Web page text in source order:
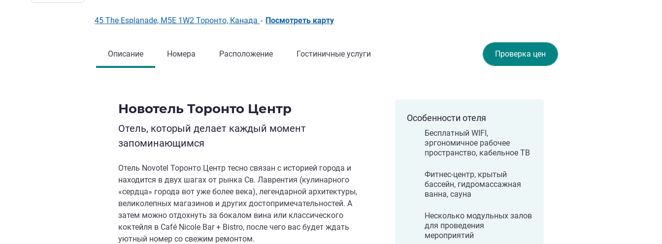
45 The Esplanade, M5E 1W2 Торонто, Канада - Посмотреть карту
Проверка цен
Описание Номера Расположение Гостиничные услуги
Новотель Торонто Центр
Отель, который делает каждый момент
запоминающимся
Отель Novotel Торонто Центр тесно связан с историей города и
находится в двух шагах от рынка Св. Лаврентия (кулинарного
«сердца» города вот уже более века), легендарной архитектуры,
великолепных магазинов и других достопримечательностей. А
затем можно отдохнуть за бокалом вина или классического
коктейля в Café Nicole Bar + Bistro, после чего вас будет ждать
уютный номер со свежим ремонтом.
Особенности отеля
Бесплатный WIFI,
эргономичное рабочее
пространство, кабельное ТВ
Фитнес-центр, крытый
бассейн, гидромассажная
ванна, сауна
Несколько модульных залов
для проведения
мероприятий